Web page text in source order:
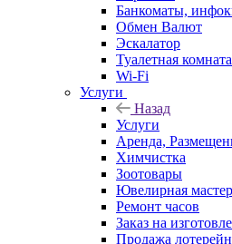
Банкоматы,
Обмен Валют
Эскалатор
Туалетная комната
Wi-Fi
Услуги
Назад
Услуги
Аренда,
Химчистка
Зоотовары
Ювелирная
Ремонт часов
Заказ на
Продажа